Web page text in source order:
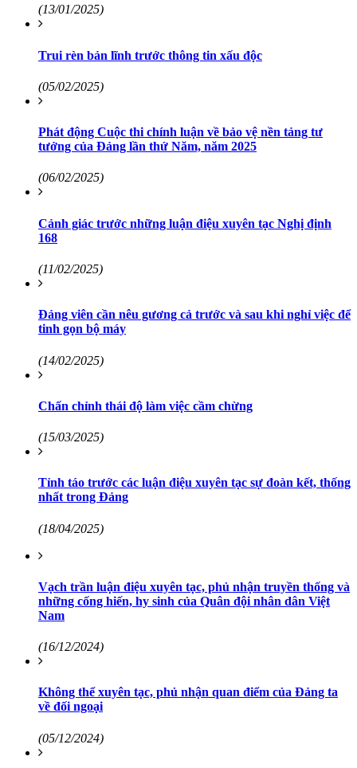
(13/01/2025)
Trui rèn bản lĩnh trước thông tin xấu độc
(05/02/2025)
Phát động Cuộc thi chính luận về bảo vệ nền tảng tư
tưởng của Đảng lần thứ Năm, năm 2025
(06/02/2025)
Cảnh giác trước những luận điệu xuyên tạc Nghị định
168
(11/02/2025)
Đảng viên cần nêu gương cả trước và sau khi nghỉ việc để
tinh gọn bộ máy
(14/02/2025)
Chấn chỉnh thái độ làm việc cầm chừng
(15/03/2025)
Tỉnh táo trước các luận điệu xuyên tạc sự đoàn kết, thống
nhất trong Đảng
(18/04/2025)
Vạch trần luận điệu xuyên tạc, phủ nhận truyền thống và
những cống hiến, hy sinh của Quân đội nhân dân Việt
Nam
(16/12/2024)
Không thể xuyên tạc, phủ nhận quan điểm của Đảng ta
về đối ngoại
(05/12/2024)